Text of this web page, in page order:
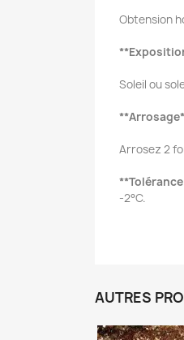
Obtension
Soleil ou
Arrosez 2
-2°C.
AUTRES